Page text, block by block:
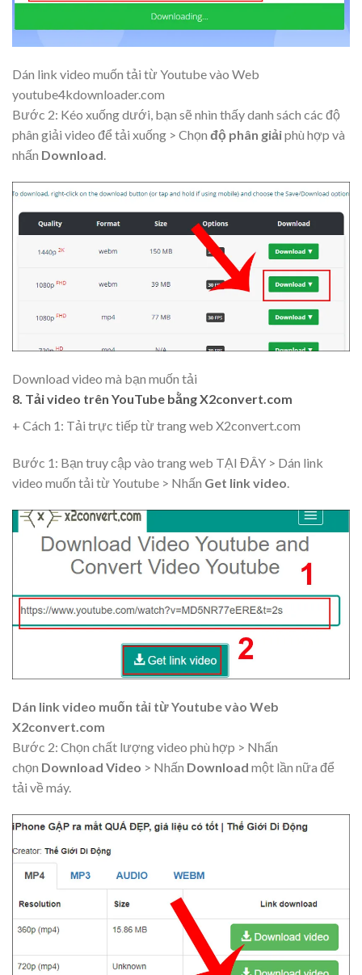
Dán link video muốn tải từ Youtube vào Web
youtube4kdownloader.com
Bước 2: Kéo xuống dưới, bạn sẽ nhìn thấy danh sách các độ
phân giải video để tải xuống > Chọn độ phân giảiphù hợp và
nhấn Download.
Download video mà bạn muốn tải
8. Tải video trên YouTube bằng X2convert.com
+ Cách 1: Tải trực tiếp từ trang web X2convert.com
Bước 1: Bạn truy cập vào trang web TẠI ĐÂY > Dán link
video muốn tải từ Youtube > Nhấn Get link video.
Dán link video muốn tải từ Youtube vào Web
X2convert.com
Bước 2: Chọn chất lượng video phù hợp > Nhấn
chọn Download Video > Nhấn Download một lần nữa để
tải về máy.